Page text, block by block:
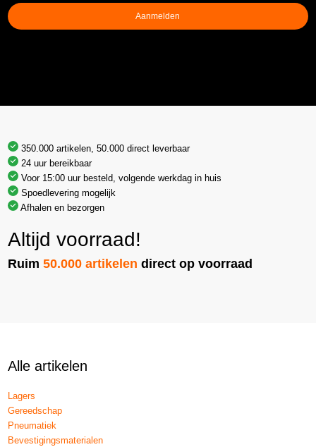
Aanmelden
350.000 artikelen, 50.000 direct leverbaar
24 uur bereikbaar
Voor 15:00 uur besteld, volgende werkdag in huis
Spoedlevering mogelijk
Afhalen en bezorgen
Altijd voorraad!
Ruim50.000 artikelen direct op voorraad
Alle artikelen
Lagers
Gereedschap
Pneumatiek
Bevestigingsmaterialen